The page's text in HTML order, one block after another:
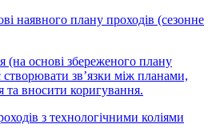
наявного плану проходів (сезонне
(на основі збереженого плану
створювати зв’язки між планами,
та вносити коригування.
з технологічними коліями